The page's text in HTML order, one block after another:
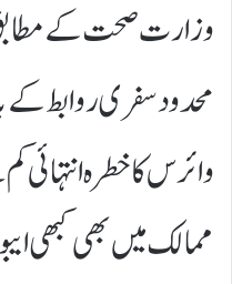
وزارت صحت کے
محدود سفری روابط
وائرس کا خطرہ انتہائی
ممالک میں بھی کبھی